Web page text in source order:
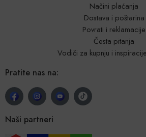
Načini plaćanja
Dostava i poštarina
Povrati i reklamacije
Česta pitanja
Vodiči za kupnju i
Pratite nas na:
Naši partneri